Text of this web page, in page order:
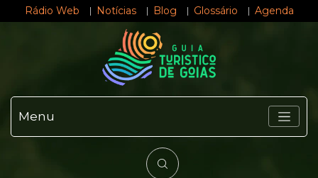
Rádio Web Notícias Blog Glossário Agenda
Menu